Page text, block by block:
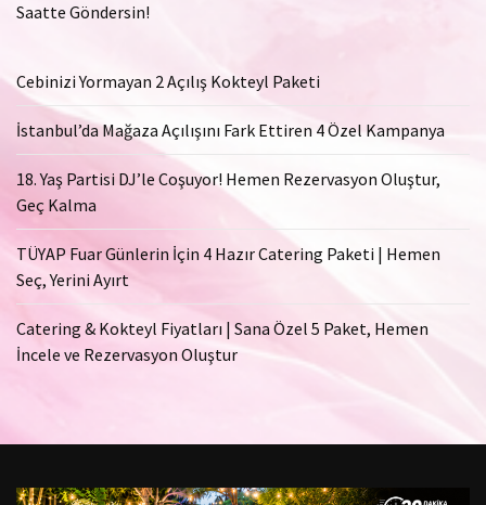
Saatte Göndersin!
Cebinizi Yormayan 2 Açılış Kokteyl Paketi
İstanbul’da Mağaza Açılışını Fark Ettiren 4 Özel Kampanya
18. Yaş Partisi DJ’le Coşuyor! Hemen Rezervasyon Oluştur,
Geç Kalma
TÜYAP Fuar Günlerin İçin 4 Hazır Catering Paketi | Hemen
Seç, Yerini Ayırt
Catering & Kokteyl Fiyatları | Sana Özel 5 Paket, Hemen
İncele ve Rezervasyon Oluştur